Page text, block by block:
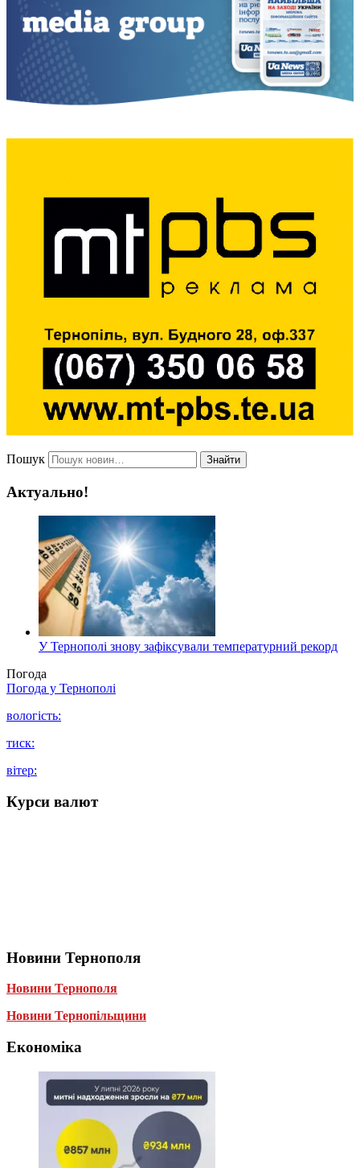
Пошук Знайти
Актуально!
У Тернополі знову зафіксували температурний рекорд
Погода
Погода у Тернополі
вологість:
тиск:
вітер:
Курси валют
Новини Тернополя
Новини Тернополя
Новини Тернопільщини
Економіка